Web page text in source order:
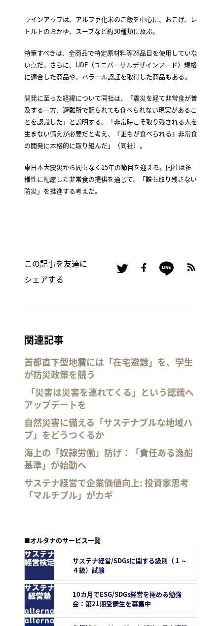
ラインアップは、アルファ化米のご飯を中心に、おこげ、レ
トルトのおかゆ、スープなど約30種類に及ぶ。
特筆すべきは、全商品で特定原材料等28品目を使用していな
い点だ。さらに、UDF（ユニバーサルデザインフード）規格
に適合した商品や、ハラール認証を取得した商品もある。
開発に至った経緯について同社は、「震災を経て非常食が普
及する一方、避難所で配られても食べられない現実があるこ
とを認識した」と説明する。「非常時こそ取り残される人を
生まない備えが必要だと考え、『誰もが食べられる』非常食
の開発に本格的に取り組んだ」（同社）。
東日本大震災から間もなく15年の節目を迎える。同社は多
様性に配慮した非常食の提供を通じて、「誰も取り残さない
防災」を推進する考えだ。
この記事を友達に
シェアする
関連記事
首都直下型地震には「在宅避難」を、学生
が防災政策を競う
「災害は災害を連れてくる」という認識へ
アップデートを
自然災害に備える「サステナブルな地域ハ
ブ」をどうつくるか
海上の「奴隷労働」防げ：「責任ある漁船
基準」が始動へ
サステナ経営で企業価値向上: 投資家思考
「マルチプル」がカギ
■オルタナのサービス一覧
サステナ経営/SDGsに関する級別（１～
４級）試験
10カ月でESG/SDGs経営を極める勉強
会：第21期受講生を募集中